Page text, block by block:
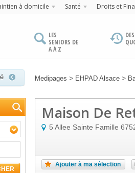
à domicile Santé Droits et
LES
SENIORS DE
A À Z
Medipages > EHPAD Alsace >
Maison De
5 Allee Sainte Famille
Ajouter à ma sélection